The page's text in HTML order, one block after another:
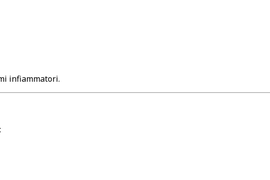
infiammatori.